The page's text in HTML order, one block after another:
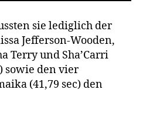
sie lediglich der
Jefferson-Wooden,
Terry und Sha’Carri
sowie den vier
(41,79 sec) den